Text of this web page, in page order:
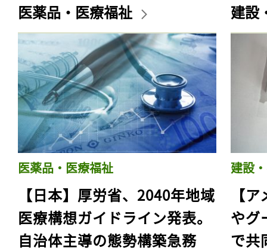
医薬品・医療福祉
医薬品・医療福祉
【日本】厚労省、2040年地域
医療構想ガイドライン発表。
自治体主導の態勢構築急務
建設
建設
【
やグ
で共